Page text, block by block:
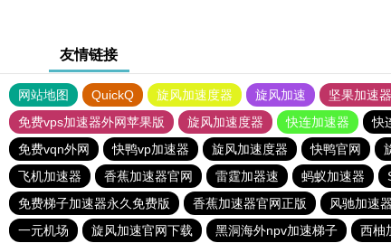
友情链接
网站地图 QuickQ 旋风加速度器 旋风加速 坚果加速器
免费vps加速器外网苹果版
旋风加速度器 快连加速器 快
免费vqn外网
快鸭vp加速器 旋风加速度器 快鸭官网
飞机加速器
香蕉加速器官网 雷霆加器速 蚂蚁加速器
免费梯子加速器永久免费版
香蕉加速器官网正版 风驰加速器
一元机场
旋风加速官网下载 黑洞海外npv加速梯子 西柚